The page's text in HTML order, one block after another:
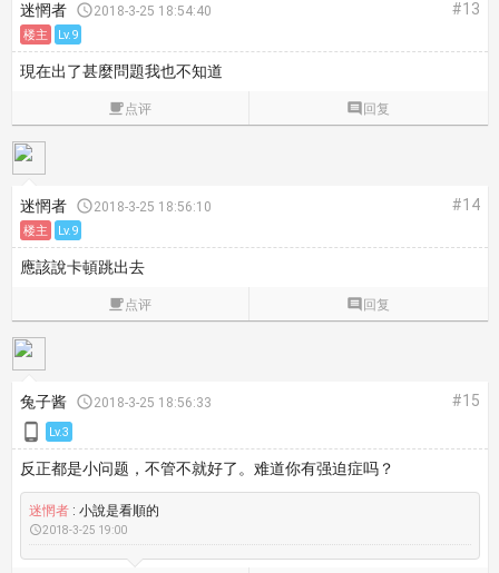
迷惘者 2018-3-25 18:54:40 #13
楼主 Lv.9
現在出了甚麼問題我也不知道
点评  回复
迷惘者 2018-3-25 18:56:10 #14
楼主 Lv.9
應該說卡頓跳出去
点评  回复
兔子酱 2018-3-25 18:56:33 #15
 Lv.3
反正都是小问题，不管不就好了。难道你有强迫症吗？
迷惘者: 小說是看順的
2018-3-25 19:00